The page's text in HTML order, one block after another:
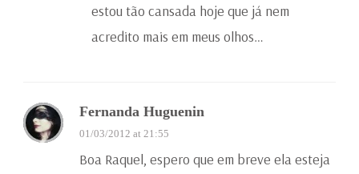
estou tão cansada hoje que já nem
acredito mais em meus olhos…
Fernanda Huguenin
01/03/2012 at 21:55
Boa Raquel, espero que em breve ela esteja